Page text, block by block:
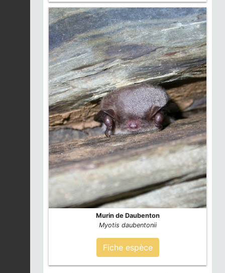
Murin de Daubenton
Myotis daubentonii
Fiche espèce